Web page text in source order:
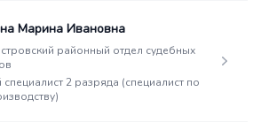
Марина Ивановна
районный отдел судебных
2 разряда (специалист по